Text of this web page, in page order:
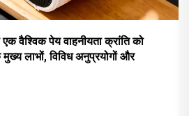
वैश्विक पेय वाहनीयता क्रांति को
लाभों, विविध अनुप्रयोगों और